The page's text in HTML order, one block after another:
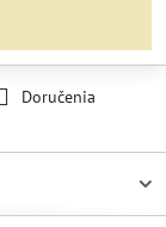
Doručenia